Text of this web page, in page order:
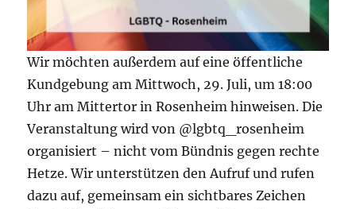
Wir möchten außerdem auf eine öffentliche
Kundgebung am Mittwoch, 29. Juli, um 18:00
Uhr am Mittertor in Rosenheim hinweisen. Die
Veranstaltung wird von @lgbtq_rosenheim
organisiert – nicht vom Bündnis gegen rechte
Hetze. Wir unterstützen den Aufruf und rufen
dazu auf, gemeinsam ein sichtbares Zeichen